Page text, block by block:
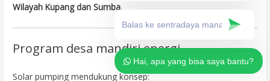
Wilayah Kupang dan Sumba.
Program desa mandiri energi
Solar pumping mendukung konsep:
Hai, apa yang bisa saya bantu?